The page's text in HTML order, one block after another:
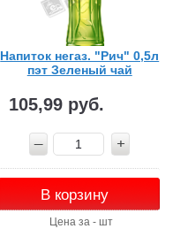
Напиток негаз. "Рич" 0,5л
пэт Зеленый чай
105,99 руб.
В корзину
Цена за - шт